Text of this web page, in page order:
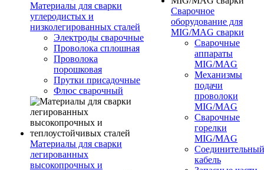
Материалы для сварки
углеродистых и
низколегированных сталей
Электроды сварочные
Проволока сплошная
Проволока
порошковая
Прутки присадочные
Флюс сварочный
Материалы для сварки
легированных
высокопрочных и
Сварочное
оборудование для
MIG/MAG сварки
Сварочные
аппараты
MIG/MAG
Механизмы
подачи
проволоки
MIG/MAG
Сварочные
горелки
MIG/MAG
Соединительный
кабель